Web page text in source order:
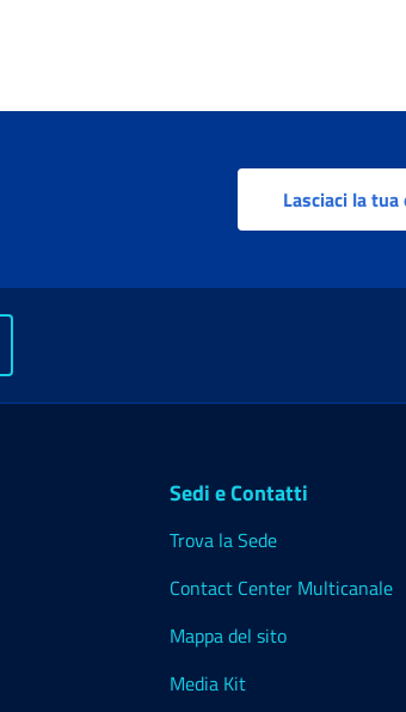
Lasciaci la
Sedi e Contatti
Trova la Sede
Contact Center Multicanale
Mappa del sito
Media Kit